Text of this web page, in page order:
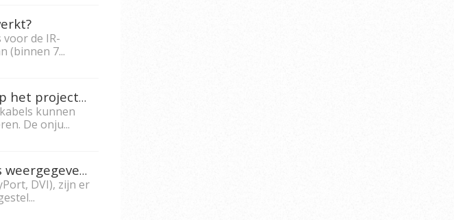
de IR-
(binnen 7...
Wat moet ik doen als er een schaduw of dubbel beeld op het projectorscherm verschijnt?
kunnen
De onju...
Waarom worden bepaalde opties in het OSD-menu grijs weergegeven?
DVI), zijn er